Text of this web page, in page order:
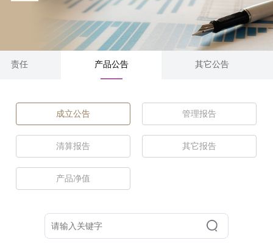
会责任 产品公告 其它公告
成立公告 管理报告
清算报告 其它报告
产品净值